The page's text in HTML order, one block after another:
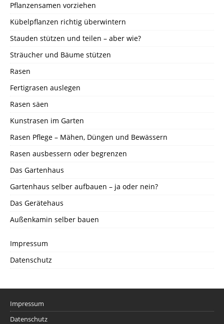
Pflanzensamen vorziehen
Kübelpflanzen richtig überwintern
Stauden stützen und teilen – aber wie?
Sträucher und Bäume stützen
Rasen
Fertigrasen auslegen
Rasen säen
Kunstrasen im Garten
Rasen Pflege – Mähen, Düngen und Bewässern
Rasen ausbessern oder begrenzen
Das Gartenhaus
Gartenhaus selber aufbauen – ja oder nein?
Das Gerätehaus
Außenkamin selber bauen
Impressum
Datenschutz
Impressum
Datenschutz